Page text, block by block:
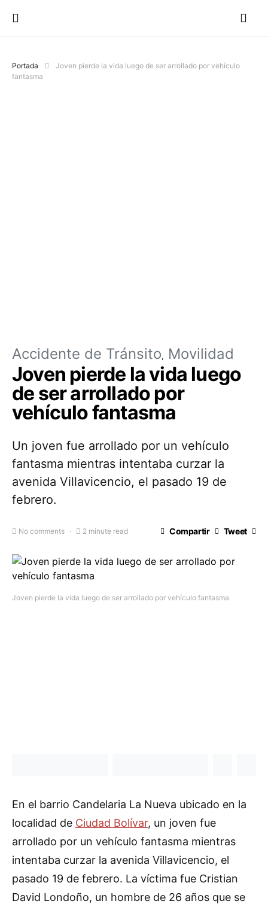
Portada
Joven pierde la vida luego de ser arrollado por vehículo
fantasma
Accidente de Tránsito Movilidad
Joven pierde la vida luego
de ser arrollado por
vehículo fantasma
Un joven fue arrollado por un vehículo
fantasma mientras intentaba curzar la
avenida Villavicencio, el pasado 19 de
febrero.
No comments 2 minute read Compartir Tweet
Joven pierde la vida luego de ser arrollado por vehículo fantasma
En el barrio Candelaria La Nueva ubicado en la
localidad de Ciudad Bolívar, un joven fue
arrollado por un vehículo fantasma mientras
intentaba curzar la avenida Villavicencio, el
pasado 19 de febrero. La víctima fue Cristian
David Londoño, un hombre de 26 años que se